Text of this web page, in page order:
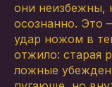
они неизбежны,
осознанно. Это
удар ножом в
отжило: старая
ложные